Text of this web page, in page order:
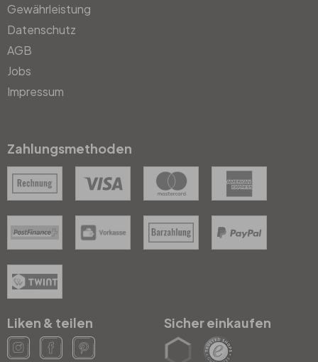
Gewährleistung
Datenschutz
AGB
Jobs
Impressum
Zahlungsmethoden
Liken & teilen Sicher einkaufen